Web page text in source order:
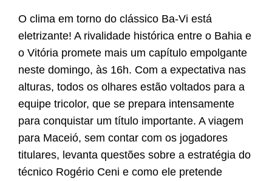
O clima em torno do clássico Ba-Vi está
eletrizante! A rivalidade histórica entre o Bahia e
o Vitória promete mais um capítulo empolgante
neste domingo, às 16h. Com a expectativa nas
alturas, todos os olhares estão voltados para a
equipe tricolor, que se prepara intensamente
para conquistar um título importante. A viagem
para Maceió, sem contar com os jogadores
titulares, levanta questões sobre a estratégia do
técnico Rogério Ceni e como ele pretende